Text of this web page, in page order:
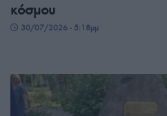
κόσμου
30/07/2026 - 5:18μμ